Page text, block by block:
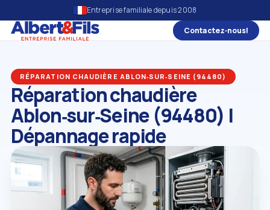
Entreprise familiale depuis 2008
Contactez‑nous!
RÉPARATION CHAUDIÈRE ABLON‑SUR‑SEINE (94480)
Réparation chaudière
Ablon‑sur‑Seine (94480) |
Dépannage rapide